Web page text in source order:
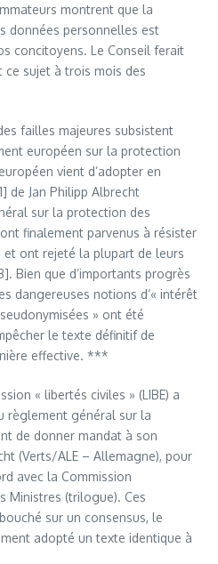
montrent que la
données personnelles est
concitoyens. Le Conseil ferait
sujet à trois mois des
failles majeures subsistent
européen sur la protection
vient d’adopter en
de Jan Philipp Albrecht
sur la protection des
finalement parvenus à résister
et ont rejeté la plupart de leurs
Bien que d’importants progrès
dangereuses notions d’« intérêt
» ont été
le texte définitif de
effective. ***
« libertés civiles » (LIBE) a
règlement général sur la
de donner mandat à son
(Verts/ALE – Allemagne), pour
avec la Commission
Ministres (trilogue). Ces
sur un consensus, le
adopté un texte identique à